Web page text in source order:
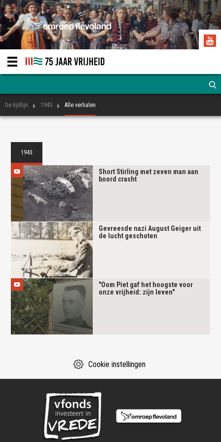
De tijdlijn 1943 Alle verhalen
1943
Short Stirling met zeven man aan
boord crasht
Gevreesde nazi August Geiger uit
de lucht geschoten
"Oom Piet gaf het hoogste voor
onze vrijheid: zijn leven"
Cookie instellingen